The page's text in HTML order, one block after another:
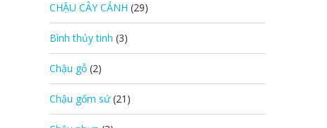
CHẬU CÂY CẢNH (29)
Bình thủy tinh (3)
Chậu gỗ (2)
Chậu gốm sứ (21)